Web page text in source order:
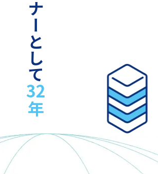
32
年